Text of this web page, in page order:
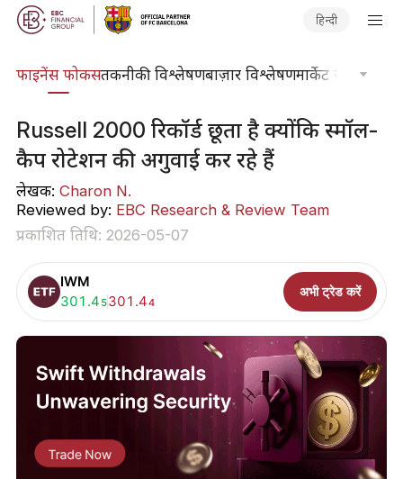
हिन्दी
फाइनेंस फोकसतकनीकी विश्लेषणबाज़ार विश्लेषणमार्केट जर्नलट्रेडिंग
Russell 2000 रिकॉर्ड छूता है क्योंकि स्मॉल-
कैप रोटेशन की अगुवाई कर रहे हैं
लेखक: Charon N.
Reviewed by: EBC Research & Review Team
प्रकाशित तिथि: 2026-05-07
IWM
खरीदें:
301.4 5बेचें:
301.44
अभी ट्रेड करें